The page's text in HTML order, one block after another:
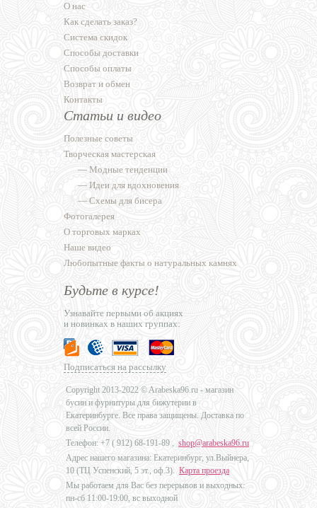
О нас
Как сделать заказ?
Система скидок
Способы доставки
Способы оплаты
Возврат и обмен
Контакты
Статьи и видео
Полезные советы
Творческая мастерская
— Модные тенденции
— Идеи для вдохновения
— Схемы для бисера
Фотогалерея
О торговых марках
Наше видео
Любопытные факты о натуральных камнях
Будьте в курсе!
Узнавайте первыми об акциях
и новинках в наших группах:
Подписаться на рассылку
Copyright 2013-2022 © Arabeska96.ru - магазин
бусин и фурнитуры для бижутерии в
Екатеринбурге. Все права защищены. Доставка по
всей России.
Телефон: +7 ( 912) 68-191-89 , shop@arabeska96.ru
Адрес нашего магазина: Екатеринбург, ул.Выйнера,
10 (ТЦ Успенский, 5 эт., оф.3). Карта проезда
Мы работаем для Вас без перерывов и выходных:
пн-сб 11:00-19:00, вс выходной